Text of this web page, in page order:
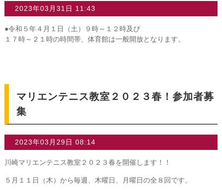
2023年03月31日 11:43
●令和５年４月１日（土）９時～１２時及び
１７時～２１時の時間帯、体育館は一般開放となります。
マリエンテニス教室２０２３春！参加者募
集
2023年03月29日 08:14
川崎マリエンテニス教室２０２３春を開催します！！
５月１１日（木）から毎週、木曜日、月曜日の全８回です。